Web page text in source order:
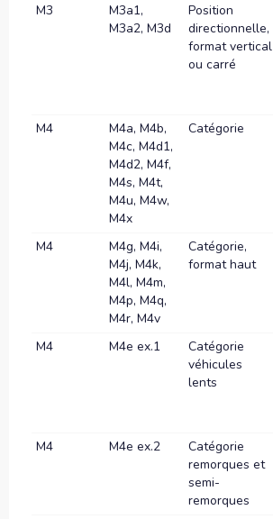
M3
M3a1,
M3a2, M3d
Position
directionnelle,
format vertical
ou carré
M4
M4a, M4b,
M4c, M4d1,
M4d2, M4f,
M4s, M4t,
M4u, M4w,
M4x
Catégorie
M4
M4g, M4i,
M4j, M4k,
M4l, M4m,
M4p, M4q,
M4r, M4v
Catégorie,
format haut
M4 M4e ex.1
Catégorie
véhicules
lents
M4 M4e ex.2
Catégorie
remorques et
semi-
remorques